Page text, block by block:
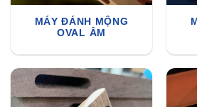
MÁY ĐÁNH MỘNG
OVAL ÂM